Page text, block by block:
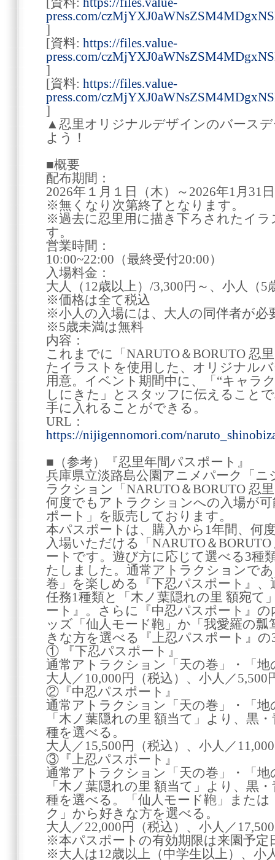
press.com/
]
[資料: https://files.value-
press.com/
]
[資料: https://files.value-
press.com/
]
▲忍里オリジナルデザインのバース
よう！
■概要
配布期間：
2026年１月１日（木）～2026年1月31
※無くなり次第終了となります。
※過去に忍里用に描き下ろされたイ
す。
営業時間：
10:00~22:00（最終受付20:00）
入場料金：
大人（12歳以上）/3,300円～、小人（5
※価格は全て税込
※小人の入場には、大人の同伴者が必
※5歳未満は無料
内容：
これまでに「NARUTO＆BORUTO 忍
たイラストを使用した、オリジナル
用意。イベント期間中に、「“キャラ
しにきた」とスタッフに伝えること
手に入れることができる。
URL：
https://nijigennomori.com/
■（参考）『忍里年間パスポート』
兵庫県立淡路島公園アニメパーク「
ラクション「NARUTO＆BORUTO 忍
何度でもアトラクションへの入場が
ポート」を販売しております。
本パスポートは、購入から1年間、何
入場いただける「NARUTO＆
ートです。遊び方に応じて選べる3種
たしました。通常アトラクションで
巻」を楽しめる『下忍パスポート』
任務1種類と「木ノ葉隠れの里 額宛て
ート』。さらに『中忍パスポート』
ッズ「仙人モード鞄」か「我愛羅の
きな方を選べる『上忍パスポート』の
① 『下忍パスポート』
通常アトラクション「天の巻」・「地
大人／10,000円（税込）、小人／5,500
②『中忍パスポート』
通常アトラクション「天の巻」・「地
「木ノ葉隠れの里 額当て」より、黒
種を選べる。
大人／15,500円（税込）、小人／
③『上忍パスポート』
通常アトラクション「天の巻」・「地
「木ノ葉隠れの里 額当て」より、黒
種を選べる。「仙人モード鞄」また
ク」から好きな方を選べる。
大人／22,000円（税込）、小人／
※本パスポートの有効期限は来園予定
※大人は12歳以上（中学生以上）、小